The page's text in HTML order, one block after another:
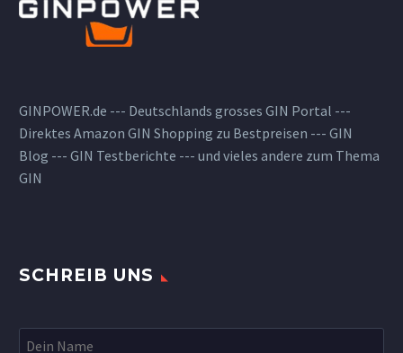
GINPOWER.de --- Deutschlands grosses GIN Portal ---
Direktes Amazon GIN Shopping zu Bestpreisen --- GIN
Blog --- GIN Testberichte --- und vieles andere zum Thema
GIN
SCHREIB UNS